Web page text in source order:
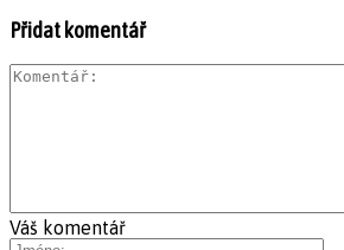
Přidat komentář
Váš komentář